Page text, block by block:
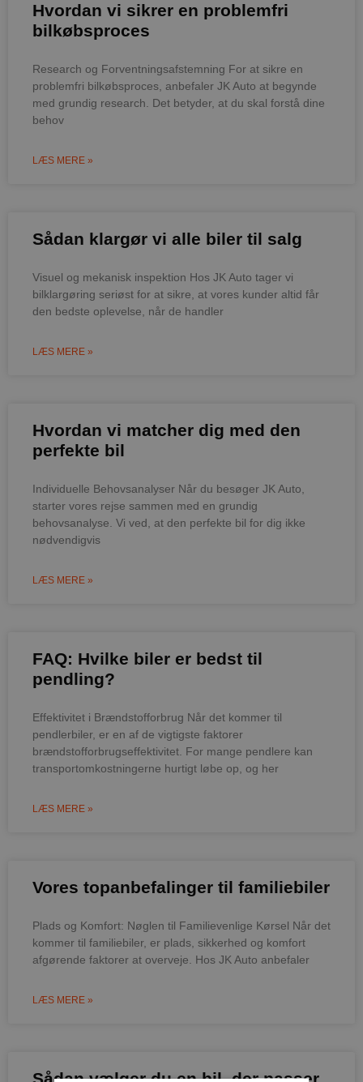
Hvordan vi sikrer en problemfri
bilkøbsproces
Research og Forventningsafstemning For at sikre en
problemfri bilkøbsproces, anbefaler JK Auto at begynde
med grundig research. Det betyder, at du skal forstå dine
behov
LÆS MERE »
Sådan klargør vi alle biler til salg
Visuel og mekanisk inspektion Hos JK Auto tager vi
bilklargøring seriøst for at sikre, at vores kunder altid får
den bedste oplevelse, når de handler
LÆS MERE »
Hvordan vi matcher dig med den
perfekte bil
Individuelle Behovsanalyser Når du besøger JK Auto,
starter vores rejse sammen med en grundig
behovsanalyse. Vi ved, at den perfekte bil for dig ikke
nødvendigvis
LÆS MERE »
FAQ: Hvilke biler er bedst til
pendling?
Effektivitet i Brændstofforbrug Når det kommer til
pendlerbiler, er en af de vigtigste faktorer
brændstofforbrugseffektivitet. For mange pendlere kan
transportomkostningerne hurtigt løbe op, og her
LÆS MERE »
Vores topanbefalinger til familiebiler
Plads og Komfort: Nøglen til Familievenlige Kørsel Når det
kommer til familiebiler, er plads, sikkerhed og komfort
afgørende faktorer at overveje. Hos JK Auto anbefaler
LÆS MERE »